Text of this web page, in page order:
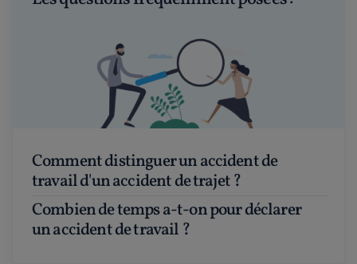
Comment distinguer un accident de
travail d'un accident de trajet ?
Combien de temps a-t-on pour déclarer
un accident de travail ?